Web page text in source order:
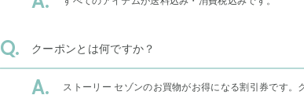
クーポンとは何ですか？
ストーリー セゾンのお買物がお得になる割引券です。